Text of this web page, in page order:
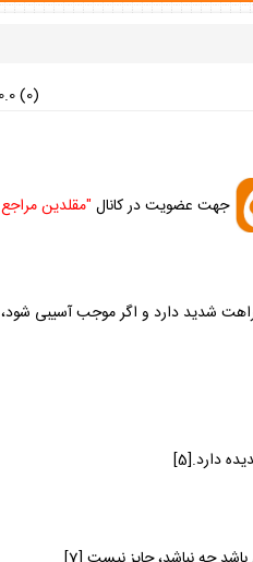
0.0(0)
جهت عضويت در كانال "مقلدين
شديد دارد و اگر موجب آسيبى شود،
دارد.[5]